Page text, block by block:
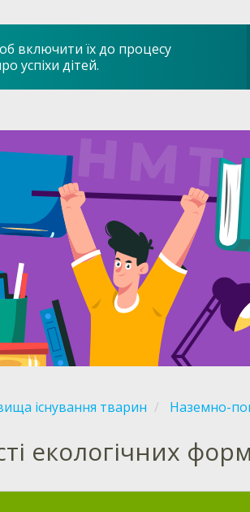
включити їх до процесу
успіхи дітей.
існування тварин
Наземно-
екологічних